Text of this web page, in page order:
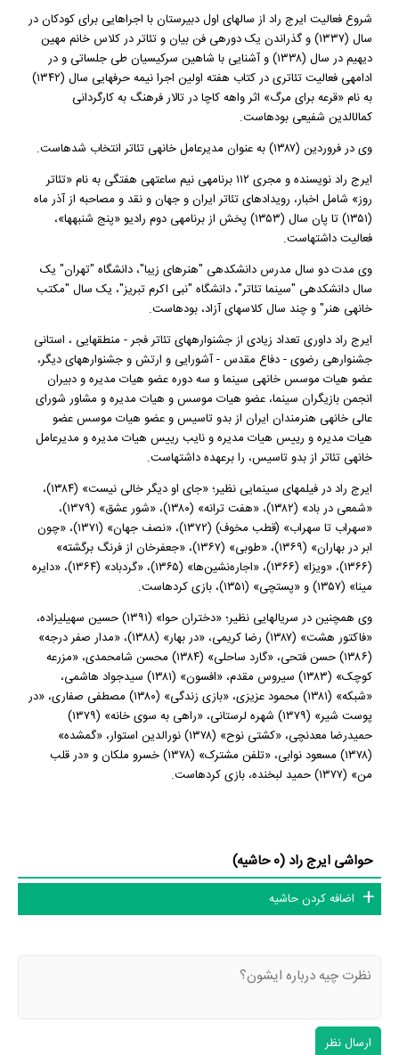
شروع فعالیت ایرج راد از سال‎های اول دبیرستان با اجراهایی برای کودکان در
سال (۱۳۳۷) و گذراندن یک دوره‎ی فن بیان و تئاتر در کلاس خانم مهین
دیهیم در سال (۱۳۳۸) و آشنایی با شاهین سرکیسیان طی جلساتی و در
ادامه‎ی فعالیت تئاتری در کتاب هفته اولین اجرا نیمه حرفه‎ایی سال (۱۳۴۲)
به نام «قرعه برای مرگ» اثر واهه کاچا در تالار فرهنگ به کارگردانی
کمال‎الدین شفیعی بوده‎است.
وی در فروردین (۱۳۸۷) به عنوان مدیرعامل خانه‎ی تئاتر انتخاب شده‎است.
ایرج راد نویسنده و مجری ۱۱۲ برنامه‎ی نیم ساعته‎ی هفتگی به نام «تئاتر
روز» شامل اخبار، رویدادهای تئاتر ایران و جهان و نقد و مصاحبه از آذر ماه
(۱۳۵۱) تا پان سال (۱۳۵۳) پخش از برنامه‎ی دوم رادیو «پنج شنبه‎ها»،
فعالیت داشته‎است.
وی مدت دو سال مدرس دانشکده‎ی "هنرهای زیبا"، دانشگاه "تهران" یک
سال دانشکده‎ی "سینما تئاتر"، دانشگاه "نبی اکرم تبریز"، یک سال "مکتب
خانه‎ی هنر" و چند سال کلاس‎های آزاد، بوده‎است.
ایرج راد داوری تعداد زیادی از جشنواره‎های تئاتر فجر - منطقه‎ایی ، استانی
جشنواره‎ی رضوی - دفاع مقدس - آشورایی و ارتش و جشنواره‎های دیگر،
عضو هیات موسس خانه‎ی سینما و سه دوره عضو هیات مدیره و دبیران
انجمن بازیگران سینما، عضو هیات موسس و هیات مدیره و مشاور شورای
عالی خانه‎ی هنرمندان ایران از بدو تاسیس و عضو هیات موسس عضو
هیات مدیره و رییس هیات مدیره و نایب رییس هیات مدیره و مدیرعامل
خانه‎ی تئاتر از بدو تاسیس، را برعهده داشته‎است.
ایرج راد در فیلم‎های سینمایی نظیر؛ «جای او دیگر خالی نیست» (۱۳۸۴)،
«شمعی در باد» (۱۳۸۲)، «هفت ترانه» (۱۳۸۰)، «شور عشق» (۱۳۷۹)،
«سهراب تا سهراب» (قطب مخوف) (۱۳۷۲)، «نصف جهان» (۱۳۷۱)، «چون
ابر در بهاران» (۱۳۶۹)، «طوبی» (۱۳۶۷)، «جعفرخان از فرنگ برگشته»
(۱۳۶۶)، «ویزا» (۱۳۶۶)، «اجاره‌نشین‌ها» (۱۳۶۵)، «گردباد» (۱۳۶۴)، «دایره
مینا» (۱۳۵۷) و «پستچی» (۱۳۵۱)، بازی کرده‎است.
وی همچنین در سریال‎هایی نظیر؛ «دختران حوا» (۱۳۹۱) حسین سهیلی‎زاده،
«فاکتور هشت» (۱۳۸۷) رضا کریمی، «در بهار» (۱۳۸۸)، «مدار صفر درجه»
(۱۳۸۶) حسن فتحی، «گارد ساحلی» (۱۳۸۴) محسن شامحمدی، «مزرعه
کوچک» (۱۳۸۳) سیروس مقدم، «افسون» (۱۳۸۱) سیدجواد هاشمی،
«شبکه» (۱۳۸۱) محمود عزیزی، «بازی زندگی» (۱۳۸۰) مصطفی صفاری، «در
پوست شیر» (۱۳۷۹) شهره لرستانی، «راهی به سوی خانه» (۱۳۷۹)
حمیدرضا معدنچی، «کشتی نوح» (۱۳۷۸) نورالدین استوار، «گمشده»
(۱۳۷۸) مسعود نوابی، «تلفن مشترک» (۱۳۷۸) خسرو ملکان و «در قلب
من» (۱۳۷۷) حمید لبخنده، بازی کرده‎است.
حواشی ایرج راد (0 حاشیه)
اضافه کردن حاشیه
ارسال نظر